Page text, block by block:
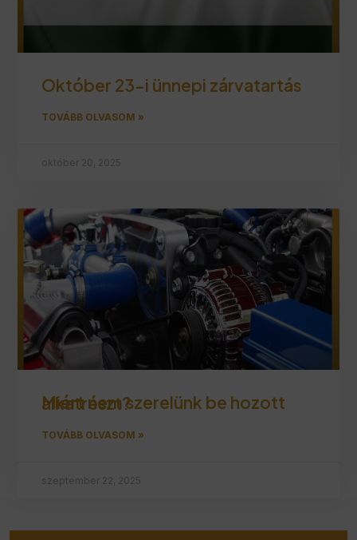
Október 23-i ünnepi zárvatartás
TOVÁBB OLVASOM »
október 20, 2025
Miért nem szerelünk be hozott alkatrészt?
TOVÁBB OLVASOM »
szeptember 22, 2025